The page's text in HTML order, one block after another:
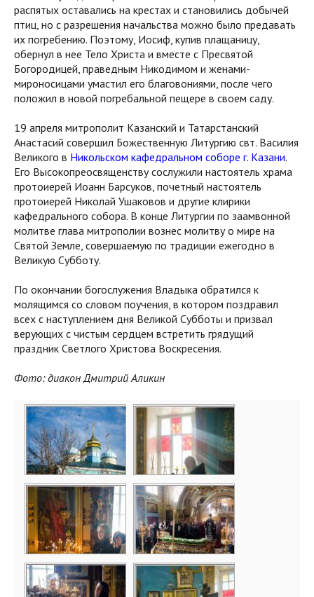
распятых оставались на крестах и становились добычей
птиц, но с разрешения начальства можно было предавать
их погребению. Поэтому, Иосиф, купив плащаницу,
обернул в нее Тело Христа и вместе с Пресвятой
Богородицей, праведным Никодимом и женами-
мироносицами умастил его благовониями, после чего
положил в новой погребальной пещере в своем саду.
19 апреля митрополит Казанский и Татарстанский
Анастасий совершил Божественную Литургию свт. Василия
Великого в Никольском кафедральном соборе г. Казани.
Его Высокопреосвященству сослужили настоятель храма
протоиерей Иоанн Барсуков, почетный настоятель
протоиерей Николай Ушаковов и другие клирики
кафедрального собора. В конце Литургии по заамвонной
молитве глава митрополии вознес молитву о мире на
Святой Земле, совершаемую по традиции ежегодно в
Великую Субботу.
По окончании богослужения Владыка обратился к
молящимся со словом поучения, в котором поздравил
всех с наступлением дня Великой Субботы и призвал
верующих с чистым сердцем встретить грядущий
праздник Светлого Христова Воскресения.
Фото: диакон Дмитрий Аликин